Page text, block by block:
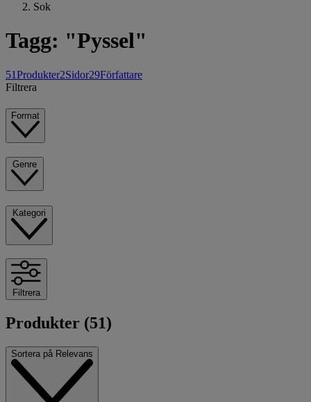
Sok
Tagg: "Pyssel"
51Produkter2Sidor29Författare
Filtrera
Format
Filtrera
Produkter (51)
Sortera på Relevans